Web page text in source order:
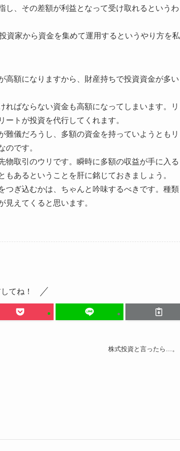
し、その差額が利益となって受け取れるというわ
資家から資金を集めて運用するというやり方を私
高額になりますから、財産持ちで投資資金が多い
ばならない資金も高額になってしまいます。リ
トが投資を代行してくれます。
難儀だろうし、多額の資金を持っていようともリ
のです。
物取引のウリです。瞬時に多額の収益が手に入る
あるということを肝に銘じておきましょう。
つぎ込むかは、ちゃんと吟味するべきです。種類
えてくると思います。
てね！
株式投資と言ったら…。